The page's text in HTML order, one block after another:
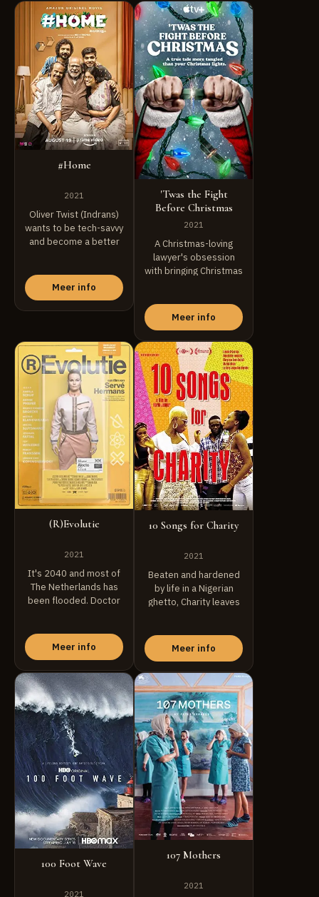
#Home
2021
Oliver Twist (Indrans)
wants to be tech-savvy
and become a better
Meer info
'Twas the Fight
Before Christmas
2021
A Christmas-loving
lawyer's obsession
with bringing Christmas
Meer info
(R)Evolutie
2021
It's 2040 and most of
The Netherlands has
been flooded. Doctor
Meer info
10 Songs for Charity
2021
Beaten and hardened
by life in a Nigerian
ghetto, Charity leaves
Meer info
100 Foot Wave
2021
107 Mothers
2021